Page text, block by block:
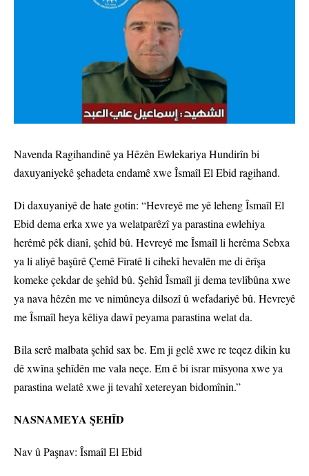
Navenda Ragihandinê ya Hêzên Ewlekariya Hundirîn bi
daxuyaniyekê şehadeta endamê xwe Îsmaîl El Ebid ragihand.
Di daxuyaniyê de hate gotin: “Hevreyê me yê leheng Îsmaîl El
Ebid dema erka xwe ya welatparêzî ya parastina ewlehiya
herêmê pêk dianî, şehîd bû. Hevreyê me Îsmaîl li herêma Sebxa
ya li aliyê başûrê Çemê Firatê li cihekî hevalên me di êrîşa
komeke çekdar de şehîd bû. Şehîd Îsmaîl ji dema tevlîbûna xwe
ya nava hêzên me ve nimûneya dilsozî û wefadariyê bû. Hevreyê
me Îsmaîl heya kêliya dawî peyama parastina welat da.
Bila serê malbata şehîd sax be. Em ji gelê xwe re teqez dikin ku
dê xwîna şehîdên me vala neçe. Em ê bi israr mîsyona xwe ya
parastina welatê xwe ji tevahî xetereyan bidomînin.”
NASNAMEYA ŞEHÎD
Nav û Paşnav: Îsmaîl El Ebid